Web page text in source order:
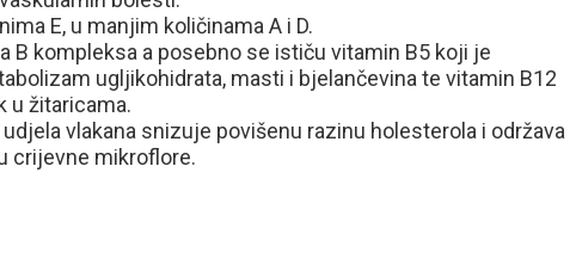
E, u manjim količinama A i D.
B kompleksa a posebno se ističu vitamin B5 koji je
ugljikohidrata, masti i bjelančevina te vitamin B12
u žitaricama.
vlakana snizuje povišenu razinu holesterola i održava
crijevne mikroflore.